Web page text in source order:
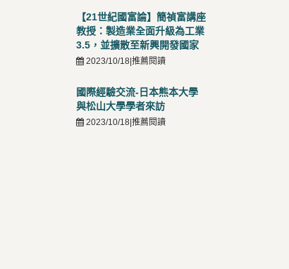
【21世紀國富論】簡禎富講座
教授：製造業全面升級為工業
3.5，並擴散至新興開發國家
2023/10/18|推薦閱讀
國際經驗交流-日本熊本大學
與松山大學學者來訪
2023/10/18|推薦閱讀